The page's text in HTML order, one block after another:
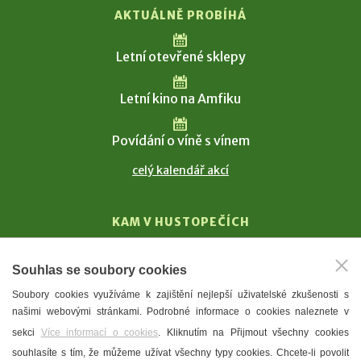
AKTUÁLNĚ PROBÍHÁ
Letní otevřené sklepy
Letní kino na Amfiku
Povídání o víně s vínem
celý kalendář akcí
KAM V HUSTOPEČÍCH
T. G. Masaryk
Mandloně
Ubytování
Restaurace
Souhlas se soubory cookies
Soubory cookies využíváme k zajištění nejlepší uživatelské zkušenosti s
našimi webovými stránkami. Podrobné informace o cookies naleznete v
sekci Více informací o cookies. Kliknutím na Přijmout všechny cookies
souhlasíte s tím, že můžeme užívat všechny typy cookies. Chcete-li povolit